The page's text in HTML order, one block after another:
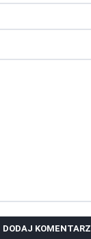
DODAJ KOMENTARZ